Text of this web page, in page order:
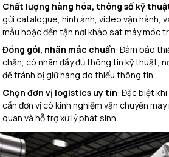
Chất lượng hàng hóa, thông số kỹ
gửi catalogue, hình ảnh, video vận hành,
mẫu hoặc đến tận nơi khảo sát máy móc
Đóng gói, nhãn mác chuẩn: Đảm bảo
chắn, có nhãn đầy đủ thông tin kỹ thuật,
để tránh bị giữ hàng do thiếu thông tin.
Chọn đơn vị logistics uy tín: Đặc biệt
cần đơn vị có kinh nghiệm vận chuyển
quan và hỗ trợ xử lý phát sinh.